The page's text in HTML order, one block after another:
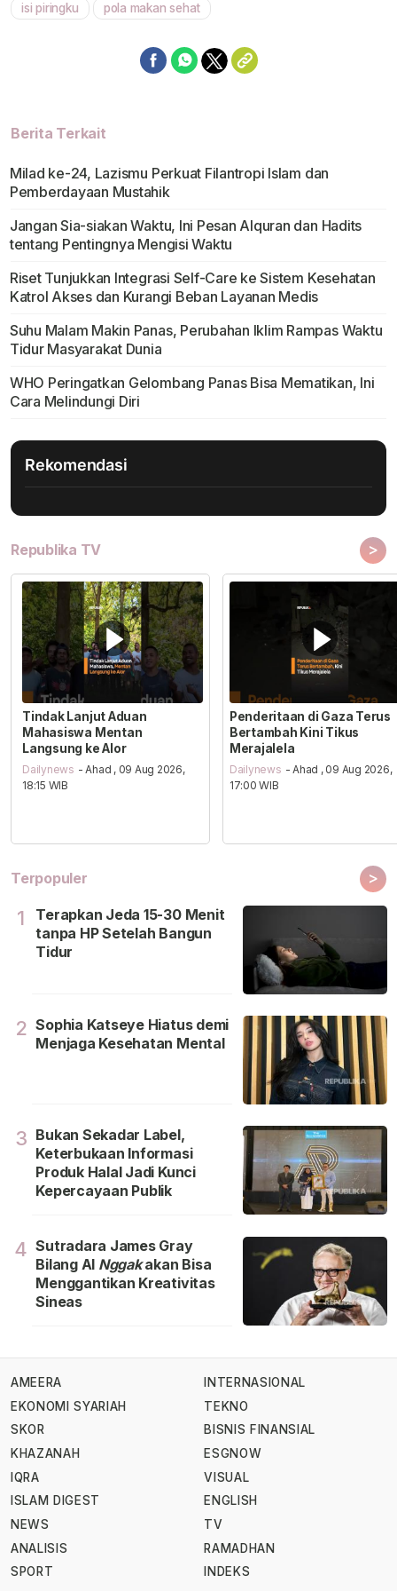
isi piringku pola makan sehat
Berita Terkait
Milad ke-24, Lazismu Perkuat Filantropi Islam dan
Pemberdayaan Mustahik
Jangan Sia-siakan Waktu, Ini Pesan Alquran dan Hadits
tentang Pentingnya Mengisi Waktu
Riset Tunjukkan Integrasi Self-Care ke Sistem Kesehatan
Katrol Akses dan Kurangi Beban Layanan Medis
Suhu Malam Makin Panas, Perubahan Iklim Rampas Waktu
Tidur Masyarakat Dunia
WHO Peringatkan Gelombang Panas Bisa Mematikan, Ini
Cara Melindungi Diri
Rekomendasi
Republika TV >
Tindak Lanjut Aduan
Mahasiswa Mentan
Langsung ke Alor
Dailynews - Ahad , 09 Aug 2026,
18:15 WIB
Penderitaan di Gaza Terus
Bertambah Kini Tikus
Merajalela
Dailynews - Ahad , 09 Aug 2026,
17:00 WIB
Terpopuler >
1
Terapkan Jeda 15-30 Menit
tanpa HP Setelah Bangun
Tidur
2 Sophia Katseye Hiatus demi
Menjaga Kesehatan Mental
3 Bukan Sekadar Label,
Keterbukaan Informasi
Produk Halal Jadi Kunci
Kepercayaan Publik
4 Sutradara James Gray
Bilang Al Nggakakan Bisa
Menggantikan Kreativitas
Sineas
AMEERA
EKONOMI SYARIAH
SKOR
KHAZANAH
IQRA
ISLAM DIGEST
NEWS
ANALISIS
SPORT
INTERNASIONAL
TEKNO
BISNIS FINANSIAL
ESGNOW
VISUAL
ENGLISH
TV
RAMADHAN
INDEKS